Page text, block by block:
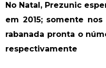
No Natal, Prezunic
em 2015; somente
rabanada pronta o
respectivamente